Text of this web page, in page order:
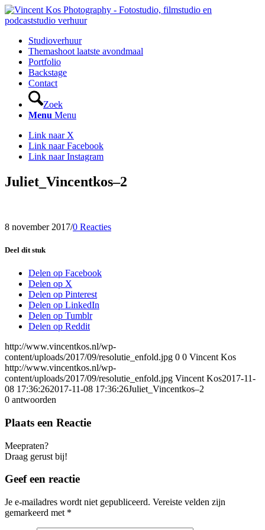
Studioverhuur
Themashoot laatste avondmaal
Portfolio
Backstage
Contact
Zoek
Menu Menu
Link naar X
Link naar Facebook
Link naar Instagram
Juliet_Vincentkos–2
8 november 2017/0 Reacties
Deel dit stuk
Delen op Facebook
Delen op X
Delen op Pinterest
Delen op LinkedIn
Delen op Tumblr
Delen op Reddit
http://www.vincentkos.nl/wp-
content/uploads/2017/09/resolutie_enfold.jpg 0 0 Vincent Kos
http://www.vincentkos.nl/wp-
content/uploads/2017/09/resolutie_enfold.jpg Vincent Kos2017-11-
08 17:36:262017-11-08 17:36:26Juliet_Vincentkos–2
0 antwoorden
Plaats een Reactie
Meepraten?
Draag gerust bij!
Geef een reactie
Je e-mailadres wordt niet gepubliceerd. Vereiste velden zijn
gemarkeerd met *